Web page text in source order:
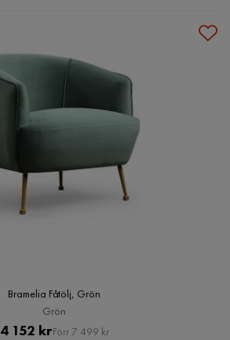
Bramelia Fåtölj, Grön
Grön
Pris
4 152 krOriginal
Förr 7 499 kr